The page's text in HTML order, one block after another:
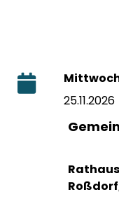
25.11.2026